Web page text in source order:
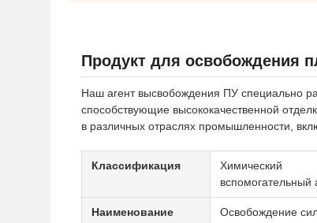
Продукт для освобождения
Наш агент высвобождения ПУ специально
способствующие высококачественной
в различных отраслях промышленности,
Классификация
Химический
вспомогательный
Наименование
Освобождение